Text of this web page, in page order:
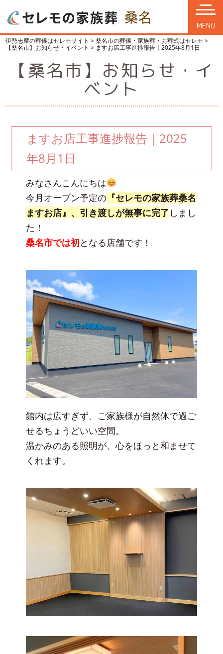
MENU
伊勢志摩の葬儀はセレモサイト >桑名市の葬儀・家族葬・お葬式はセレモ >
【桑名市】お知らせ・イベント > ますお店工事進捗報告｜2025年8月1日
【桑名市】お知らせ・イ
ベント
ますお店工事進捗報告｜2025
年8月1日
みなさんこんにちは
今月オープン予定の『セレモの家族葬桑名
ますお店』、引き渡しが無事に完了 しまし
た！
桑名市では初となる店舗です！
館内は広すぎず、ご家族様が自然体で過ご
せるちょうどいい空間。
温かみのある照明が、心をほっと和ませて
くれます。